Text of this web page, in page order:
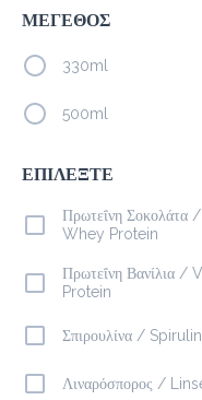
ΜΕΓΕΘΟΣ
330ml
500ml
ΕΠΙΛΕΞΤΕ
Πρωτεΐνη
Whey Protein
Πρωτεΐνη Βανίλια /
Protein
Σπιρουλίνα /
Λιναρόσπορος /